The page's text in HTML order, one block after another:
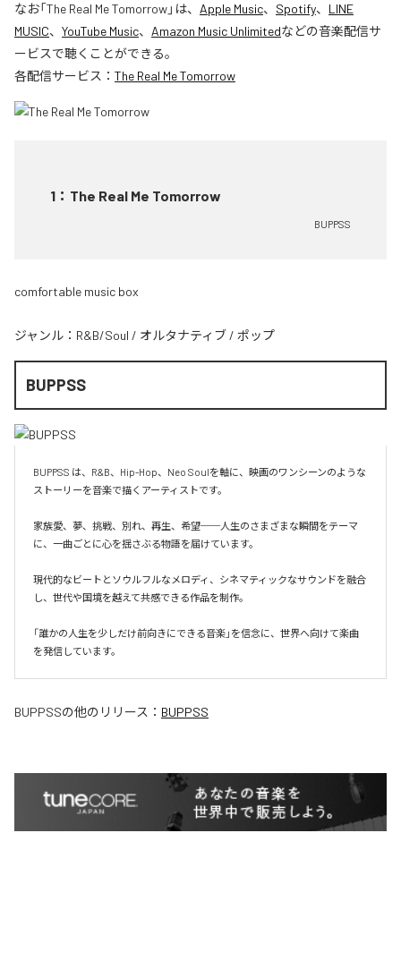
なお「The Real Me Tomorrow」は、 Apple Music、 Spotify、 LINE
MUSIC、 YouTube Music、 Amazon Music Unlimitedなどの音楽配信サ
ービスで聴くことができる。
各配信サービス： The Real Me Tomorrow
1 ： The Real Me Tomorrow
BUPPSS
comfortable music box
ジャンル： R&B/Soul / オルタナティブ / ポップ
BUPPSS
BUPPSS は、R&B、Hip-Hop、Neo Soulを軸に、映画のワンシーンのような
ストーリーを音楽で描くアーティストです。
家族愛、夢、挑戦、別れ、再生、希望──人生のさまざまな瞬間をテーマ
に、一曲ごとに心を揺さぶる物語を届けています。
現代的なビートとソウルフルなメロディ、シネマティックなサウンドを融合
し、世代や国境を越えて共感できる作品を制作。
「誰かの人生を少しだけ前向きにできる音楽」を信念に、世界へ向けて楽曲
を発信しています。
BUPPSSの他のリリース： BUPPSS